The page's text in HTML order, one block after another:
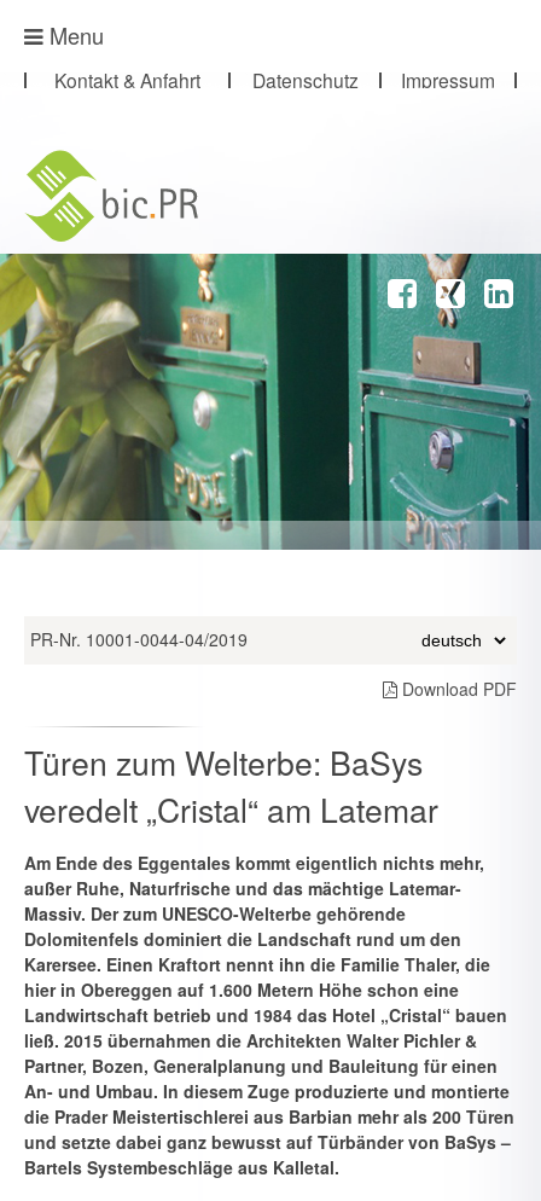
Menu
Presse-Abo
Kontakt & Anfahrt Datenschutz Impressum
PR-Nr. 10001-0044-04/2019
Download PDF
Türen zum Welterbe: BaSys
veredelt „Cristal“ am Latemar
Am Ende des Eggentales kommt eigentlich nichts mehr,
außer Ruhe, Naturfrische und das mächtige Latemar-
Massiv. Der zum UNESCO-Welterbe gehörende
Dolomitenfels dominiert die Landschaft rund um den
Karersee. Einen Kraftort nennt ihn die Familie Thaler, die
hier in Obereggen auf 1.600 Metern Höhe schon eine
Landwirtschaft betrieb und 1984 das Hotel „Cristal“ bauen
ließ. 2015 übernahmen die Archi­tekten Walter Pichler &
Partner, Bozen, Generalplanung und Baulei­tung für einen
An- und Umbau. In diesem Zuge produzierte und mon­tierte
die Prader Meistertischlerei aus Barbian mehr als 200 Türen
und setzte dabei ganz bewusst auf Türbänder von BaSys –
Bartels System­beschläge aus Kalletal.